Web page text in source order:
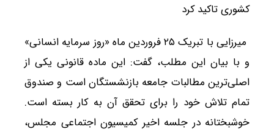
کشوری تاکید کرد
میرزایی با تبریک ۲۵ فروردین ماه «روز سرمایه انسانی»
و با بیان این مطلب، گفت: این ماده قانونی یکی از
اصلی‌ترین مطالبات جامعه بازنشستگان است و صندوق
تمام تلاش خود را برای تحقق آن به کار بسته است.
خوشبختانه در جلسه اخیر کمیسیون اجتماعی مجلس،